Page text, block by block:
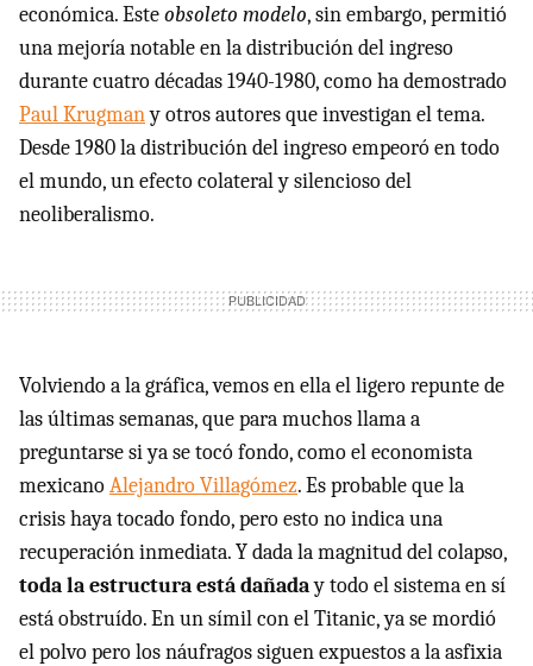
económica. Esteobsoleto modelo, sin embargo, permitió
una mejoría notable en la distribución del ingreso
durante cuatro décadas 1940-1980, como ha demostrado
Paul Krugmany otros autores que investigan el tema.
Desde 1980 la distribución del ingreso empeoró en todo
el mundo, un efecto colateral y silencioso del
neoliberalismo.
Volviendo a la gráfica, vemos en ella el ligero repunte de
las últimas semanas, que para muchos llama a
preguntarse si ya se tocó fondo, como el economista
mexicanoAlejandro Villagómez. Es probable que la
crisis haya tocado fondo, pero esto no indica una
recuperación inmediata. Y dada la magnitud del colapso,
toda la estructura está dañaday todo el sistema en sí
está obstruído. En un símil con el Titanic, ya se mordió
el polvo pero los náufragos siguen expuestos a la asfixia